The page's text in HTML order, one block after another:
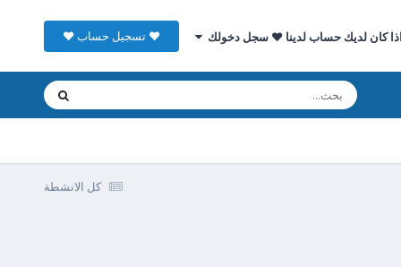
كان لديك حساب لدينا ♥ سجل دخولك ♥ تسجيل حساب ♥
كل الانشطة